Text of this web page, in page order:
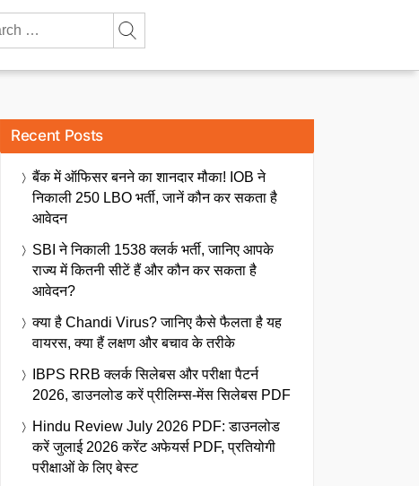
Recent Posts
बैंक में ऑफिसर बनने का शानदार मौका! IOB ने
निकाली 250 LBO भर्ती, जानें कौन कर सकता है
आवेदन
SBI ने निकाली 1538 क्लर्क भर्ती, जानिए आपके
राज्य में कितनी सीटें हैं और कौन कर सकता है
आवेदन?
क्या है Chandi Virus? जानिए कैसे फैलता है यह
वायरस, क्या हैं लक्षण और बचाव के तरीके
IBPS RRB क्लर्क सिलेबस और परीक्षा पैटर्न
2026, डाउनलोड करें प्रीलिम्स-मेंस सिलेबस PDF
Hindu Review July 2026 PDF: डाउनलोड
करें जुलाई 2026 करेंट अफेयर्स PDF, प्रतियोगी
परीक्षाओं के लिए बेस्ट